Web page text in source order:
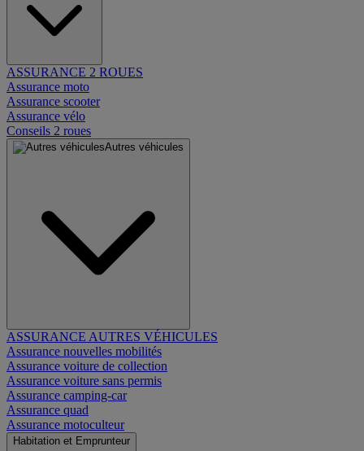
ASSURANCE 2 ROUES
Assurance moto
Assurance scooter
Assurance vélo
Conseils 2 roues
Autres véhicules
ASSURANCE AUTRES VÉHICULES
Assurance nouvelles mobilités
Assurance voiture de collection
Assurance voiture sans permis
Assurance camping-car
Assurance quad
Assurance motoculteur
Habitation et Emprunteur